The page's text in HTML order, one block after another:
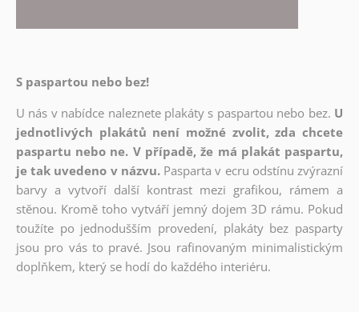
S paspartou nebo bez!
U nás v nabídce naleznete plakáty s paspartou nebo bez. U
jednotlivých plakátů není možné zvolit, zda chcete
paspartu nebo ne. V případě, že má plakát paspartu,
je tak uvedeno v názvu. Pasparta v ecru odstínu zvýrazní
barvy a vytvoří další kontrast mezi grafikou, rámem a
stěnou. Kromě toho vytváří jemný dojem 3D rámu. Pokud
toužíte po jednodušším provedení, plakáty bez pasparty
jsou pro vás to pravé. Jsou rafinovaným minimalistickým
doplňkem, který se hodí do každého interiéru.